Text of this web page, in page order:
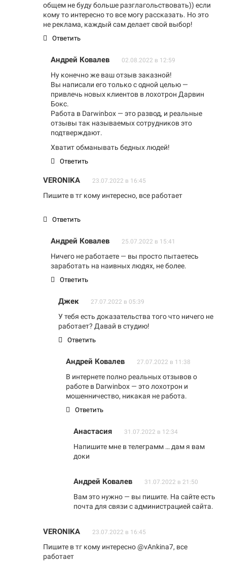
общем не буду больше разглагольствовать)) если
кому то интересно то все могу рассказать. Но это
не реклама, каждый сам делает свой выбор!
Ответить
Андрей Ковалев 02.08.2022 в 12:59
Ну конечно же ваш отзыв заказной!
Вы написали его только с одной целью —
привлечь новых клиентов в лохотрон Дарвин
Бокс.
Работа в Darwinbox — это развод, и реальные
отзывы так называемых сотрудников это
подтверждают.
Хватит обманывать бедных людей!
Ответить
VERONIKA 23.07.2022 в 16:45
Пишите в тг кому интересно, все работает
Ответить
Андрей Ковалев 25.07.2022 в 15:41
Ничего не работаете — вы просто пытаетесь
заработать на наивных людях, не более.
Ответить
Джек 27.07.2022 в 05:39
У тебя есть доказательства того что ничего не
работает? Давай в студию!
Ответить
Андрей Ковалев 27.07.2022 в 11:38
В интернете полно реальных отзывов о
работе в Darwinbox — это лохотрон и
мошенничество, никакая не работа.
Ответить
Анастасия 31.07.2022 в 12:34
Напишите мне в телеграмм … дам я вам
доки
Андрей Ковалев 31.07.2022 в 21:50
Вам это нужно — вы пишите. На сайте есть
почта для связи с администрацией сайта.
VERONIKA 23.07.2022 в 16:45
Пишите в тг кому интересно @vAnkina7, все
работает